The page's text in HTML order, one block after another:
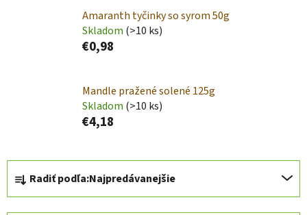
Amaranth tyčinky so syrom 50g
Skladom (>10 ks)
€0,98
Mandle pražené solené 125g
Skladom (>10 ks)
€4,18
R
a
d
Radiť podľa:Najpredávanejšie